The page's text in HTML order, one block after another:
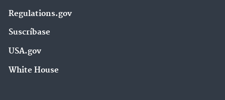
Regulations.gov
Suscríbase
USA.gov
White House